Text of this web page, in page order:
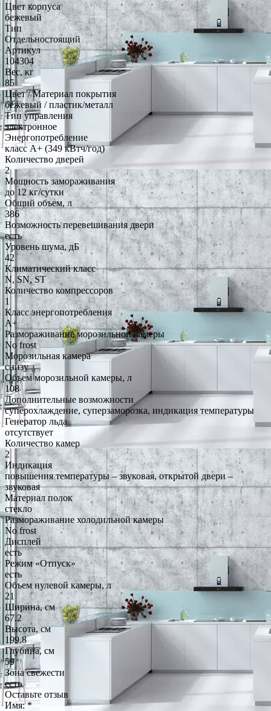
Цвет корпуса
бежевый
Тип
Отдельностоящий
Артикул
104304
Вес, кг
85
Цвет / Материал покрытия
бежевый / пластик/металл
Тип управления
электронное
Энергопотребление
класс A+ (349 кВтч/год)
Количество дверей
2
Мощность замораживания
до 12 кг/cутки
Общий объем, л
386
Возможность перевешивания двери
есть
Уровень шума, дБ
42
Климатический класс
N, SN, ST
Количество компрессоров
1
Класс энергопотребления
A+
Размораживание морозильной камеры
No frost
Морозильная камера
снизу
Объем морозильной камеры, л
108
Дополнительные возможности
суперохлаждение, суперзаморозка, индикация температуры
Генератор льда
отсутствует
Количество камер
2
Индикация
повышения температуры – звуковая, открытой двери –
звуковая
Материал полок
стекло
Размораживание холодильной камеры
No frost
Дисплей
есть
Режим «Отпуск»
есть
Объем нулевой камеры, л
21
Ширина, см
67.2
Высота, см
199.8
Глубина, см
59
Зона свежести
есть
Оставьте отзыв
Имя:*